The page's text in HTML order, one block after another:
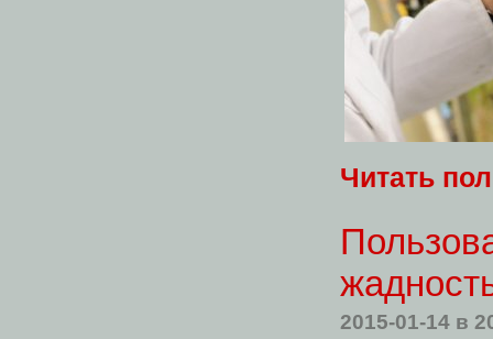
Читать
2015-01-14 в